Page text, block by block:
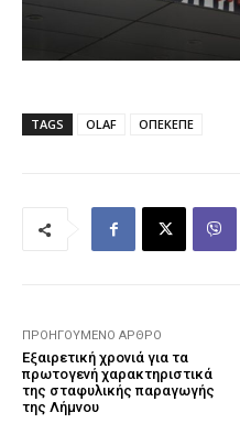
TAGS OLAF ΟΠΕΚΕΠΕ
ΠΡΟΗΓΟΎΜΕΝΟ ΆΡΘΡΟ
Εξαιρετική χρονιά για τα
πρωτογενή χαρακτηριστικά
της σταφυλικής παραγωγής
της Λήμνου